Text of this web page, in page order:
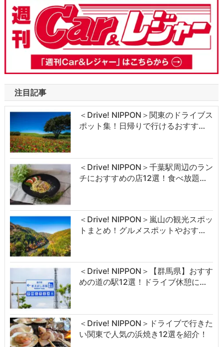
注目記事
＜Drive! NIPPON＞関東のドライブス
ポット集！日帰りで行けるおすす…
＜Drive! NIPPON＞千葉駅周辺のラン
チにおすすめの店12選！食べ放題…
＜Drive! NIPPON＞嵐山の観光スポッ
トまとめ！グルメスポットやおす…
＜Drive! NIPPON＞【群馬県】おすす
めの道の駅12選！ドライブ休憩に…
＜Drive! NIPPON＞ドライブで行きた
い関東で人気の浜焼き12選を紹介！